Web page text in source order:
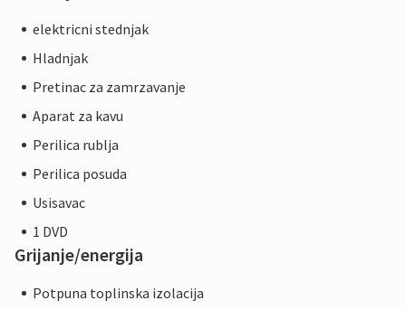
elektricni stednjak
Hladnjak
Pretinac za zamrzavanje
Aparat za kavu
Perilica rublja
Perilica posuda
Usisavac
1 DVD
Grijanje/energija
Potpuna toplinska izolacija